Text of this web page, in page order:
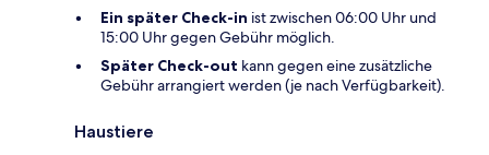
Ein später Check-in ist zwischen 06:00 Uhr und
15:00 Uhr gegen Gebühr möglich.
Später Check-out kann gegen eine zusätzliche
Gebühr arrangiert werden (je nach Verfügbarkeit).
Haustiere